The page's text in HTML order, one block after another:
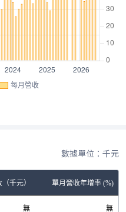
每月營收
數據單位：千元
千元） 單月營收年增率 (%)
無 無